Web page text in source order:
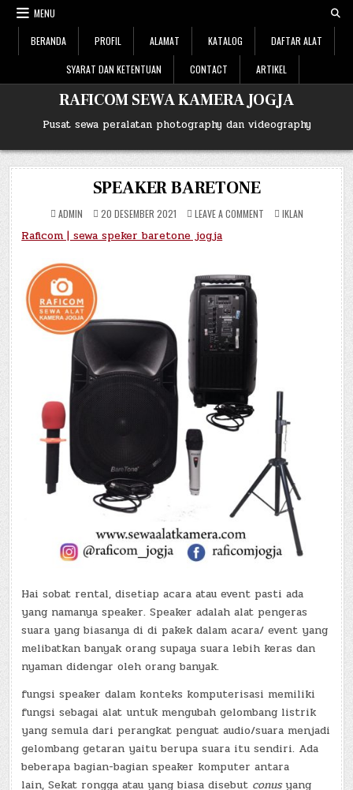
Skip
content
MENU
BERANDA PROFIL ALAMAT KATALOG DAFTAR ALAT
SYARAT DAN KETENTUAN CONTACT ARTIKEL
RAFICOM SEWA KAMERA JOGJA
Pusat sewa peralatan photography dan videography
SPEAKER BARETONE
ADMIN 20 DESEMBER 2021 LEAVE A COMMENTON
SPEAKER
POSTED
IN
IKLAN
Raficom | sewa speker baretone jogja
Hai sobat rental, disetiap acara atau event pasti ada
yang namanya speaker. Speaker adalah alat pengeras
suara yang biasanya di di pakek dalam acara/ event yang
melibatkan banyak orang supaya suara lebih keras dan
nyaman didengar oleh orang banyak.
fungsi speaker dalam konteks komputerisasi memiliki
fungsi sebagai alat untuk mengubah gelombang listrik
yang semula dari perangkat penguat audio/suara menjadi
gelombang getaran yaitu berupa suara itu sendiri. Ada
beberapa bagian-bagian speaker komputer antara
lain, Sekat rongga atau yang biasa disebut conusyang